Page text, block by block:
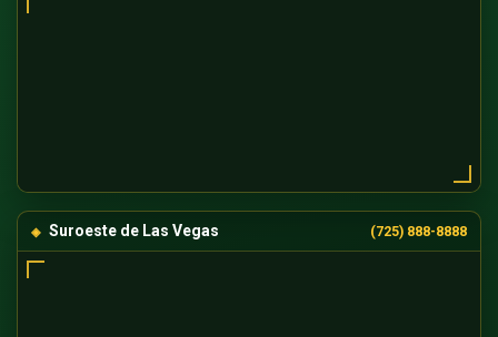
Suroeste de Las Vegas (725) 888-8888